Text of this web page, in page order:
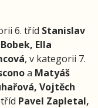
6. tříd Stanislav
Ella
, v kategorii 7.
a Matyáš
Vojtěch
Pavel Zapletal,